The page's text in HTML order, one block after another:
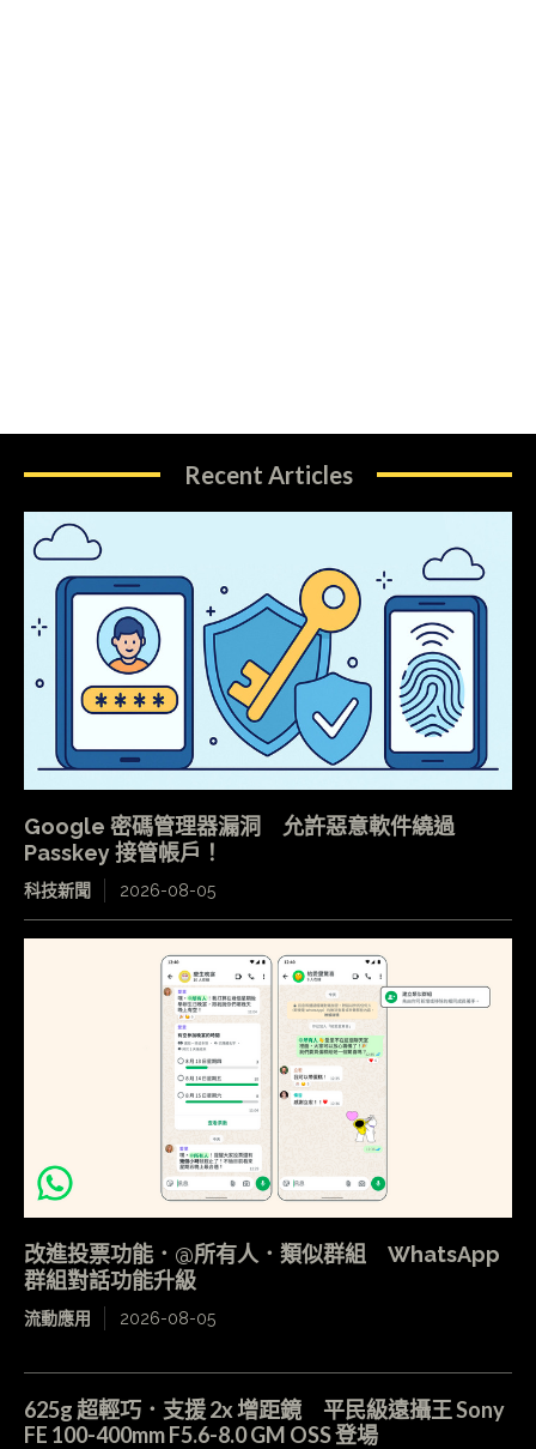
Recent Articles
Google 密碼管理器漏洞 允許惡意軟件繞過
Passkey 接管帳戶！
科技新聞 2026-08-05
改進投票功能．@所有人．類似群組 WhatsApp
群組對話功能升級
流動應用 2026-08-05
625g 超輕巧．支援 2x 增距鏡 平民級遠攝王 Sony
FE 100-400mm F5.6-8.0 GM OSS 登場